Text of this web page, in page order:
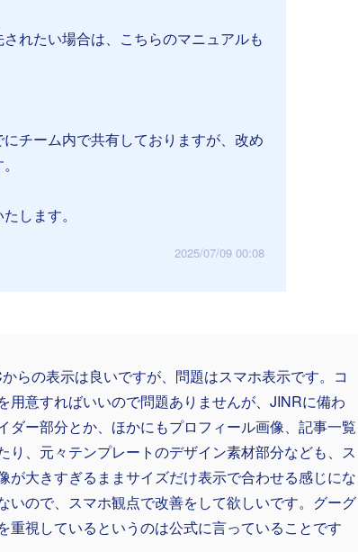
れたい場合は、こちらのマニュアルも
チーム内で共有しておりますが、改め
します。
2025/07/09 00:08
らの表示は良いですが、問題はスマホ表示です。コ
用意すればいいので問題ありませんが、JINRに備わ
ダー部分とか、ほかにもプロフィール画像、記事一覧
り、元々テンプレートのデザイン素材部分なども、ス
が大きすぎるままサイズだけ表示で合わせる感じにな
いので、スマホ観点で改善をして欲しいです。グーグ
重視しているというのは公式に言っていることです